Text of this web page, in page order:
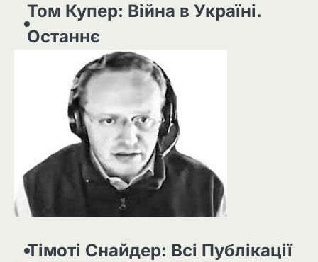
Том Купер: Війна в Україні.
Останнє
Тімоті Снайдер: Всі Публікації